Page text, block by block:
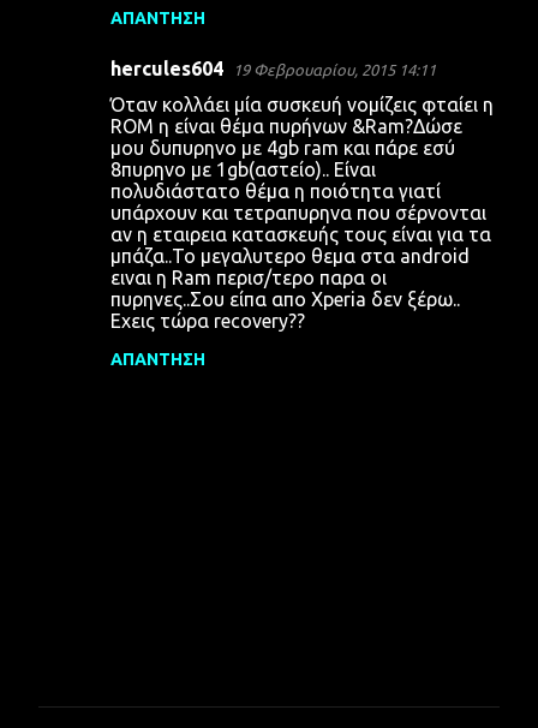
ΑΠΆΝΤΗΣΗ
hercules604 19 Φεβρουαρίου, 2015 14:11
Όταν κολλάει μία συσκευή νομίζεις φταίει η
ROM η είναι θέμα πυρήνων &Ram?Δώσε
μου δυπυρηνο με 4gb ram και πάρε εσύ
8πυρηνο με 1gb(αστείο).. Είναι
πολυδιάστατο θέμα η ποιότητα γιατί
υπάρχουν και τετραπυρηνα που σέρνονται
αν η εταιρεια κατασκευής τους είναι για τα
μπάζα..Το μεγαλυτερο θεμα στα android
ειναι η Ram περισ/τερο παρα οι
πυρηνες..Σου είπα απο Xperia δεν ξέρω..
Εχεις τώρα recovery??
ΑΠΆΝΤΗΣΗ